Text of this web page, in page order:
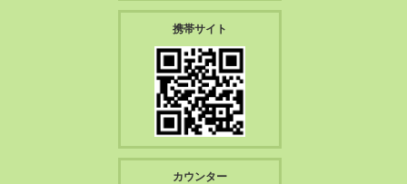
携帯サイト
カウンター